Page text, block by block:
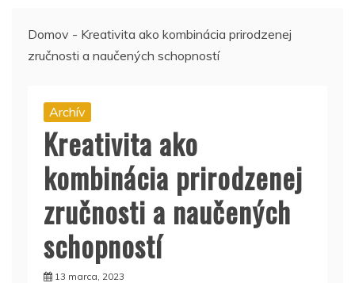
Domov - Kreativita ako kombinácia prirodzenej
zručnosti a naučených schopností
Archív
Kreativita ako
kombinácia prirodzenej
zručnosti a naučených
schopností
13 marca, 2023